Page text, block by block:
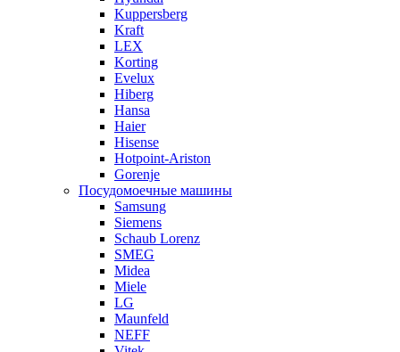
Kuppersberg
Kraft
LEX
Korting
Evelux
Hiberg
Hansa
Haier
Hisense
Hotpoint-Ariston
Gorenje
Посудомоечные машины
Samsung
Siemens
Schaub Lorenz
SMEG
Midea
Miele
LG
Maunfeld
NEFF